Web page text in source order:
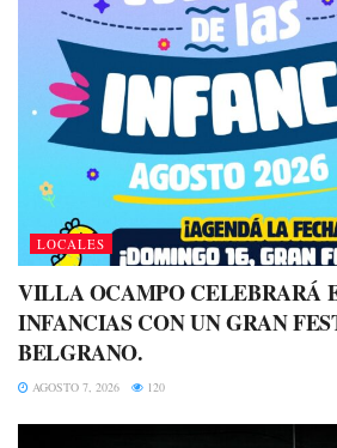
LOCALES
VILLA OCAMPO CELEBRARÁ
INFANCIAS CON UN GRAN
BELGRANO.
AGOSTO 7, 2026 120